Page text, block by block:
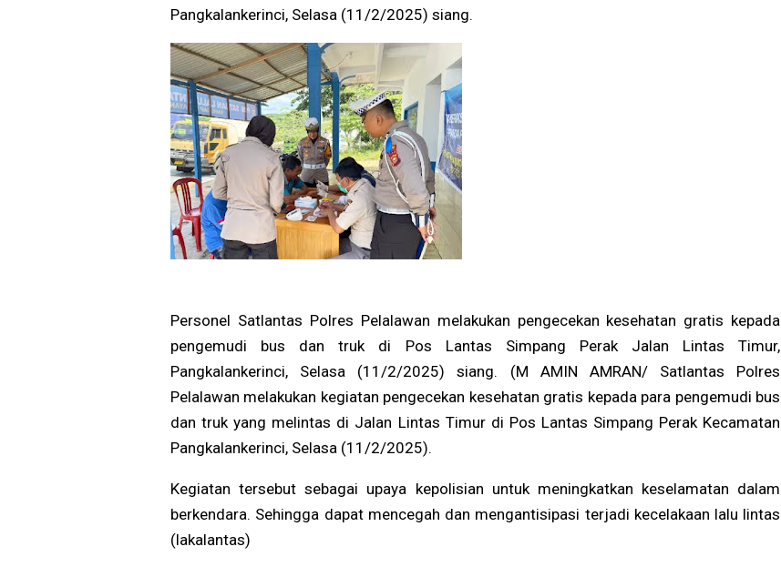
Pangkalankerinci, Selasa (11/2/2025) siang.
Personel Satlantas Polres Pelalawan melakukan pengecekan kesehatan gratis kepada
pengemudi bus dan truk di Pos Lantas Simpang Perak Jalan Lintas Timur,
Pangkalankerinci, Selasa (11/2/2025) siang. (M AMIN AMRAN/ Satlantas Polres
Pelalawan melakukan kegiatan pengecekan kesehatan gratis kepada para pengemudi bus
dan truk yang melintas di Jalan Lintas Timur di Pos Lantas Simpang Perak Kecamatan
Pangkalankerinci, Selasa (11/2/2025).
Kegiatan tersebut sebagai upaya kepolisian untuk meningkatkan keselamatan dalam
berkendara. Sehingga dapat mencegah dan mengantisipasi terjadi kecelakaan lalu lintas
(lakalantas)